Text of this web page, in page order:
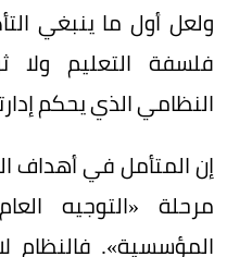
ولعل أول ما ينبغي
فلسفة التعليم ولا
النظامي الذي يحكم
إن المتأمل في أهداف
مرحلة «التوجيه
المؤسسية». فالنظام